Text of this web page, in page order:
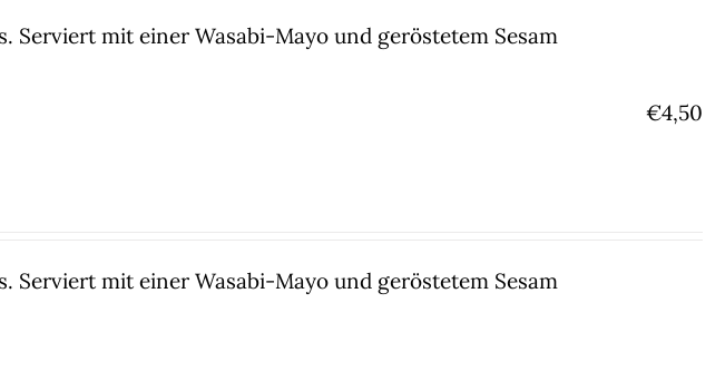
Serviert mit einer Wasabi-Mayo und geröstetem Sesam
€4,50
Serviert mit einer Wasabi-Mayo und geröstetem Sesam